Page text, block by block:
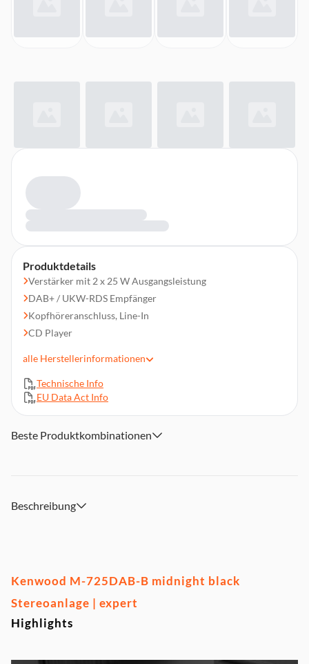
Produktdetails
Verstärker mit 2 x 25 W Ausgangsleistung
DAB+ / UKW-RDS Empfänger
Kopfhöreranschluss, Line-In
CD Player
Infrarot Fernbedienung zur Steuerung aller Funktionen
2.4“ (6,1 cm) großes TFT-Farbdisplay
alle Herstellerinformationen
Technische Info
EU Data Act Info
Beste Produktkombinationen
Beschreibung
Kenwood M-725DAB-B midnight black
Stereoanlage | expert
Highlights